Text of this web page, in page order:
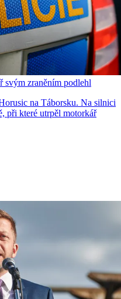
svým zraněním podlehl
na Táborsku. Na silnici
při které utrpěl motorkář